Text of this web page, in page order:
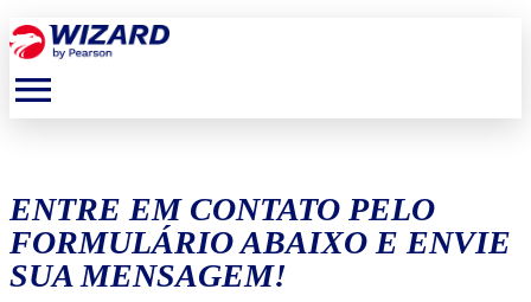
menu
ENTRE EM CONTATO PELO
FORMULÁRIO ABAIXO E ENVIE
SUA MENSAGEM!